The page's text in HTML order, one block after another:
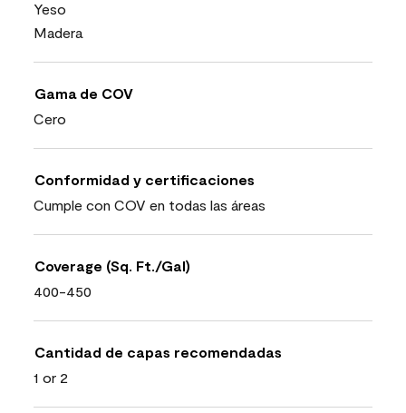
Yeso
Madera
Gama de COV
Cero
Conformidad y certificaciones
Cumple con COV en todas las áreas
Coverage (Sq. Ft./Gal)
400-450
Cantidad de capas recomendadas
1 or 2